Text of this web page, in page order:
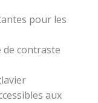
pour les
de contraste
aux